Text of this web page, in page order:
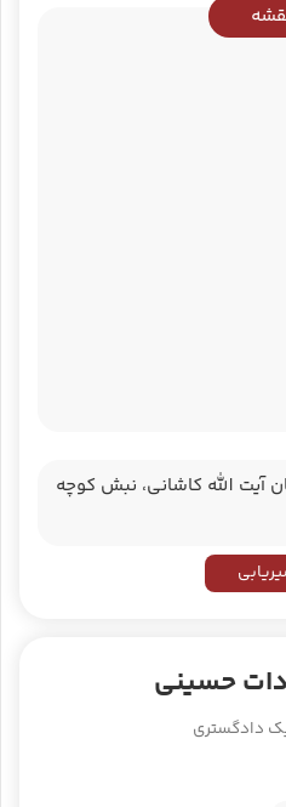
آیت الله کاشانی، نبش کوچه
حسینی
دادگستری